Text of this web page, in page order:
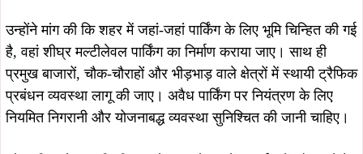
उन्होंने मांग की कि शहर में जहां-जहां पार्किंग के लिए भूमि चिन्हित की गई
है, वहां शीघ्र मल्टीलेवल पार्किंग का निर्माण कराया जाए। साथ ही
प्रमुख बाजारों, चौक-चौराहों और भीड़भाड़ वाले क्षेत्रों में स्थायी ट्रैफिक
प्रबंधन व्यवस्था लागू की जाए। अवैध पार्किंग पर नियंत्रण के लिए
नियमित निगरानी और योजनाबद्ध व्यवस्था सुनिश्चित की जानी चाहिए।